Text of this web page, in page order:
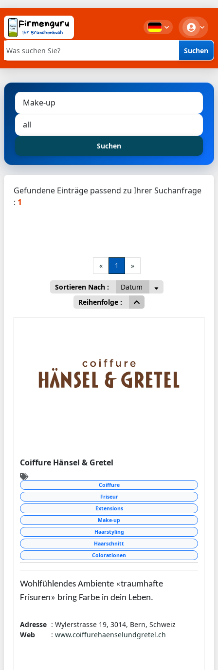
Stichwortsuche Suchen
Suchen
Gefundene Einträge passend zu Ihrer Suchanfrage
: 1
« 1 »
Sortieren Nach :
Datum
Reihenfolge :
Coiffure Hänsel & Gretel
Coiffure
Friseur
Extensions
Make-up
Haarstyling
Haarschnitt
Colorationen
Wohlfühlendes Ambiente «traumhafte
Frisuren» bring Farbe in dein Leben.
Ihre Schönheit wird individuell mit einem
persönlich abgestimmten Haarstyling
Adresse : Wylerstrasse 19, 3014, Bern, Schweiz
Web
: www.coiffurehaenselundgretel.ch